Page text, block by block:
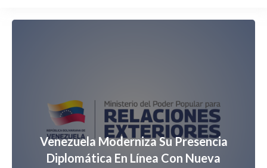
Venezuela Moderniza Su Presencia
Diplomática En Línea Con Nueva